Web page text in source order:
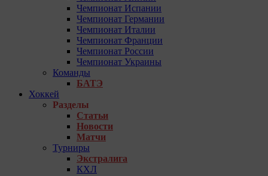
Чемпионат Испании
Чемпионат Германии
Чемпионат Италии
Чемпионат Франции
Чемпионат России
Чемпионат Украины
Команды
БАТЭ
Хоккей
Разделы
Статьи
Новости
Матчи
Турниры
Экстралига
КХЛ